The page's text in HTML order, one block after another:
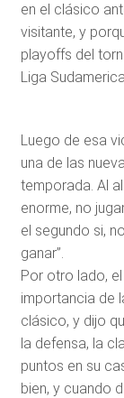
en el clásico
visitante, y
playoffs del
Liga
Luego de esa
una de las
temporada. Al
enorme, no
el segundo si,
ganar”.
Por otro lado,
importancia de
clásico, y dijo
la defensa, la
puntos en su
bien, y cuando